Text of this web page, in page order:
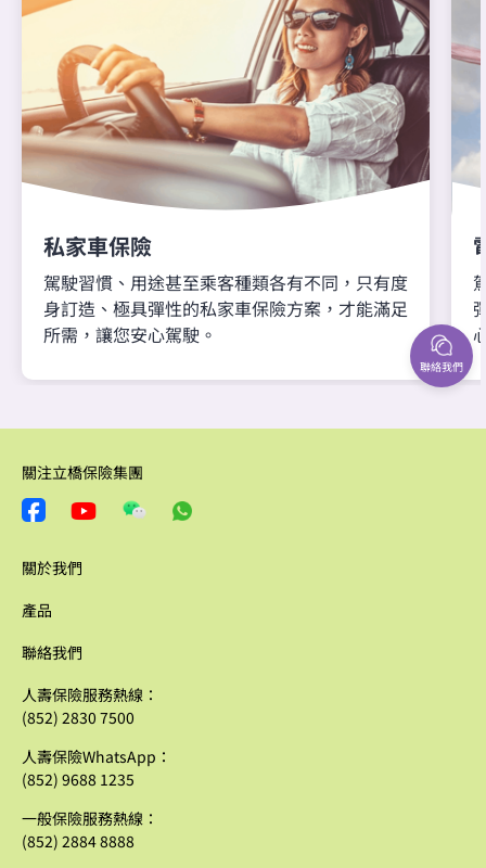
私家車保險
駕駛習慣、用途甚至乘客種類各有不同，只有度
身訂造、極具彈性的私家車保險方案，才能滿足
所需，讓您安心駕駛。
關注立橋保險集團
關於我們
產品
聯絡我們
人壽保險服務熱線：
(852) 2830 7500
人壽保險WhatsApp：
(852) 9688 1235
一般保險服務熱線：
(852) 2884 8888
聯絡我們